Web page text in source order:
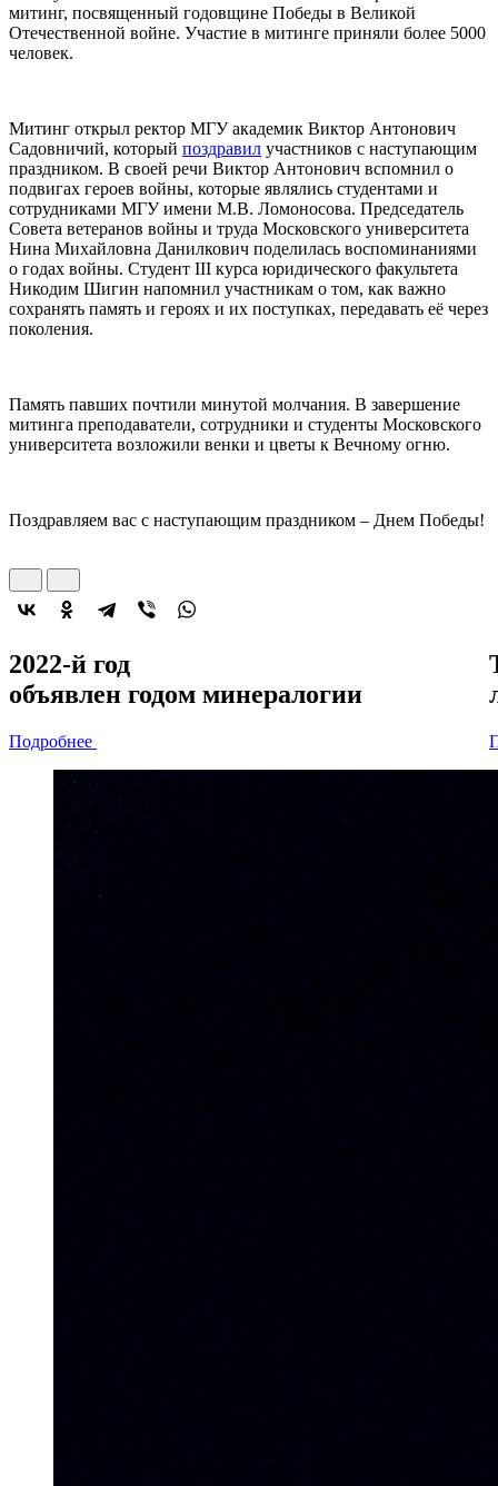
митинг, посвященный годовщине Победы в Великой
Отечественной войне. Участие в митинге приняли более 5000
человек.
Митинг открыл ректор МГУ академик Виктор Антонович
Садовничий, который поздравил участников с наступающим
праздником. В своей речи Виктор Антонович вспомнил о
подвигах героев войны, которые являлись студентами и
сотрудниками МГУ имени М.В. Ломоносова. Председатель
Совета ветеранов войны и труда Московского университета
Нина Михайловна Данилкович поделилась воспоминаниями
о годах войны. Студент III курса юридического факультета
Никодим Шигин напомнил участникам о том, как важно
сохранять память и героях и их поступках, передавать её через
поколения.
Память павших почтили минутой молчания. В завершение
митинга преподаватели, сотрудники и студенты Московского
университета возложили венки и цветы к Вечному огню.
Поздравляем вас с наступающим праздником – Днем Победы!
2022-й год
объявлен годом минералогии
Подробнее